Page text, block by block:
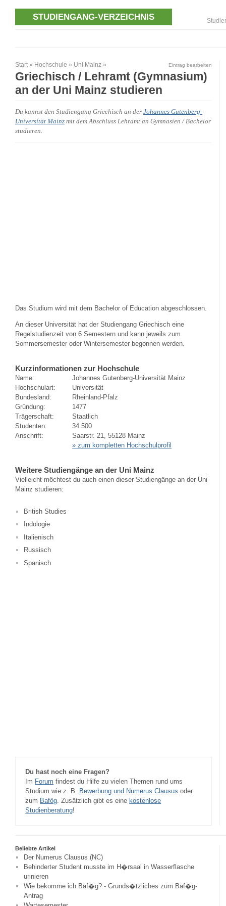
STUDIENGANG-VERZEICHNIS
Start » Hochschule » Uni Mainz » Eintrag bearbeiten
Griechisch / Lehramt (Gymnasium)
an der Uni Mainz studieren
Du kannst den Studiengang Griechisch an der Johannes Gutenberg-
Universität Mainz mit dem Abschluss Lehramt an Gymnasien / Bachelor
studieren.
Das Studium wird mit dem Bachelor of Education abgeschlossen.
An dieser Universität hat der Studiengang Griechisch eine
Regelstudienzeit von 6 Semestern und kann jeweils zum
Sommersemester oder Wintersemester begonnen werden.
Kurzinformationen zur Hochschule
Name:
Johannes Gutenberg-Universität Mainz
Hochschulart:
Universität
Bundesland:
Rheinland-Pfalz
Gründung:
1477
Trägerschaft:
Staatlich
Studenten:
34.500
Anschrift:
Saarstr. 21, 55128 Mainz
» zum kompletten Hochschulprofil
Weitere Studiengänge an der Uni Mainz
Vielleicht möchtest du auch einen dieser Studiengänge an der Uni
Mainz studieren:
British Studies
Indologie
Italienisch
Russisch
Spanisch
Du hast noch eine Fragen?
Im Forum findest du Hilfe zu vielen Themen rund ums
Studium wie z. B. Bewerbung und Numerus Clausus oder
zum Bafög. Zusätzlich gibt es eine kostenlose
Studienberatung!
Beliebte Artikel
Der Numerus Clausus (NC)
Behinderter Student musste im H�rsaal in Wasserflasche
urinieren
Wie bekomme ich Baf�g? - Grunds�tzliches zum Baf�g-
Antrag